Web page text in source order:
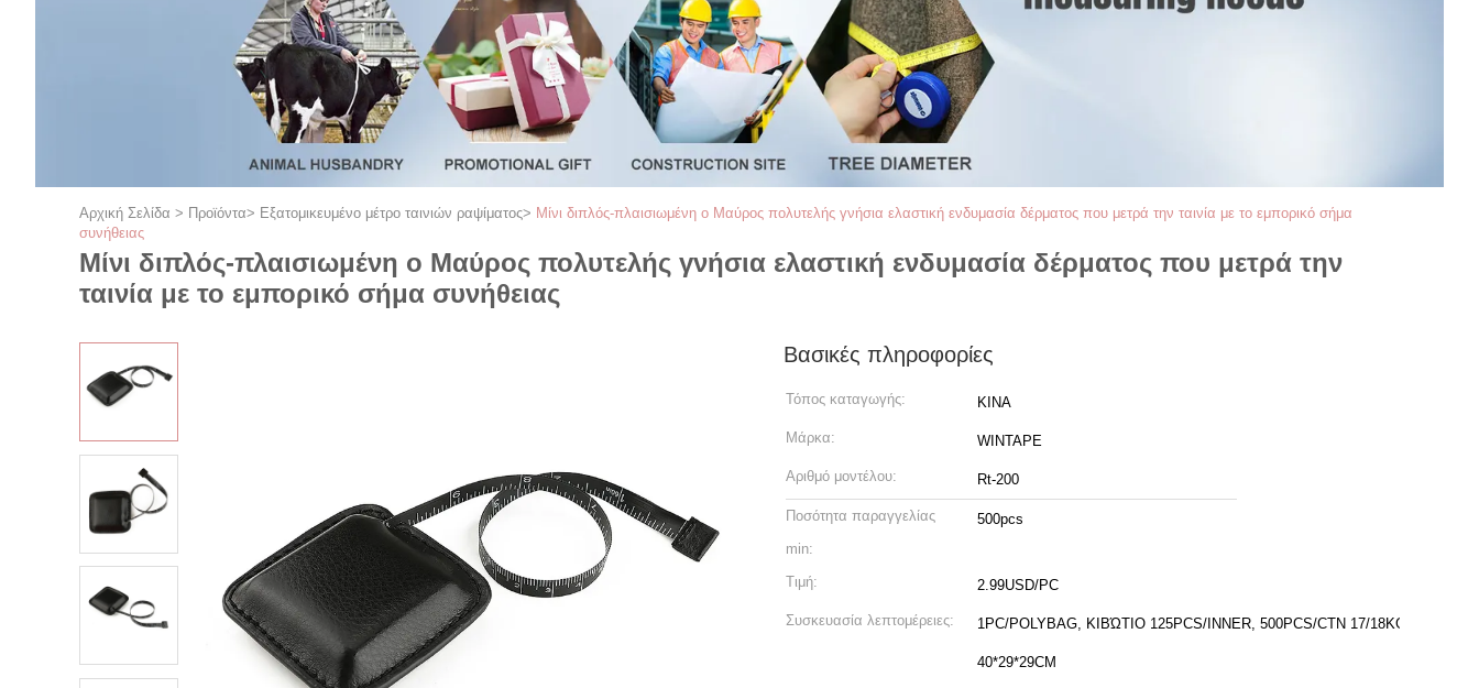
Αρχική Σελίδα > Προϊόντα> Εξατομικευμένο μέτρο ταινιών ραψίματος> Μίνι διπλός-πλαισιωμένη ο Μαύρος πολυτελής γνήσια ελαστική ενδυμασία δέρματος που μετρά την ταινία με το εμπορικό σήμα
συνήθειας
Μίνι διπλός-πλαισιωμένη ο Μαύρος πολυτελής γνήσια ελαστική ενδυμασία δέρματος που μετρά την
ταινία με το εμπορικό σήμα συνήθειας
Βασικές πληροφορίες
Τόπος καταγωγής: ΚΙΝΑ
Μάρκα: WINTAPE
Αριθμό μοντέλου: Rt-200
Ποσότητα παραγγελίας
min:
500pcs
Τιμή: 2.99USD/PC
Συσκευασία λεπτομέρειες: 1PC/POLYBAG, ΚΙΒΏΤΙΟ 125PCS/INNER, 500PCS/CTN 17/18KGS
40*29*29CM